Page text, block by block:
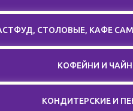
СТОЛОВЫЕ, КАФЕ
КОФЕЙНИ И
КОНДИТЕРСКИЕ И